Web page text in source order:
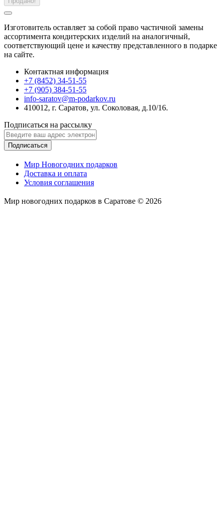
Изготовитель оставляет за собой право частичной замены
ассортимента кондитерских изделий на аналогичный,
соответствующий цене и качеству представленного в подарке
на сайте.
Контактная информация
+7 (8452) 34-51-55
+7 (905) 384-51-55
info-saratov@m-podarkov.ru
410012, г. Саратов, ул. Соколовая, д.10/16.
Подписаться на рассылку
Подписаться
Мир Новогодних подарков
Доставка и оплата
Условия соглашения
Мир новогодних подарков в Саратове © 2026